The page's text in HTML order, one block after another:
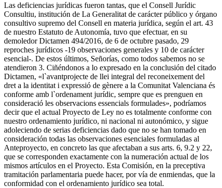
Las deficiencias jurídicas fueron tantas, que el Consell Jurídic
Consultiu, institución de La Generalitat de carácter público y órgano
consultivo supremo del Consell en materia jurídica, según el art. 43
de nuestro Estatuto de Autonomía, tuvo que efectuar, en su
demoledor Dictamen 494/2016, de 6 de octubre pasado, 29
reproches jurídicos -19 observaciones generales y 10 de carácter
esencial-. De estos últimos, Señorías, como todos sabemos no se
atendieron 3. Ciñéndonos a lo expresado en la conclusión del citado
Dictamen, «l`avantprojecte de llei integral del reconeixement del
dret a la identitat i expressió de gènere a la Comunitat Valenciana és
conforme amb l`ordenament jurídic, sempre que es prenguen en
consideració les observacions essencials formulades», podríamos
decir que el actual Proyecto de Ley no es totalmente conforme con
nuestro ordenamiento jurídico, ni nacional ni autonómico, y sigue
adoleciendo de serias deficiencias dado que no se han tomado en
consideración todas las observaciones esenciales formuladas al
Anteproyecto, en concreto las que afectaban a sus arts. 6, 9.2 y 22,
que se corresponden exactamente con la numeración actual de los
mismos artículos en el Proyecto. Esta Comisión, en la preceptiva
tramitación parlamentaria puede hacer, por vía de enmiendas, que la
conformidad con el ordenamiento jurídico sea total.